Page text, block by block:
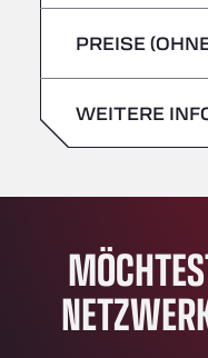
All 4 Trucks
Klaverbladstaat
American Truck
Av. des Etats-Unis
Aut. A4 Salida 288
AP7 Salida 2, C/
Andamur
A-15 Salida
Sonntag
Samstag
Sonntag
PREISE
WEITERE